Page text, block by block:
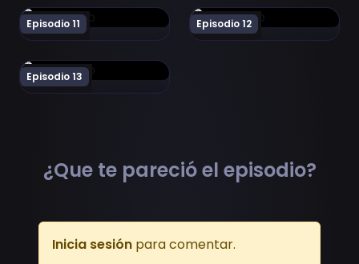
Episodio 11
Ver Made in Abyss Episodio 11Episodio 12
Ver Made in Abyss Episodio
Episodio 13
Ver Made in Abyss Episodio 13
¿Que te pareció el episodio?
Inicia sesión para comentar.